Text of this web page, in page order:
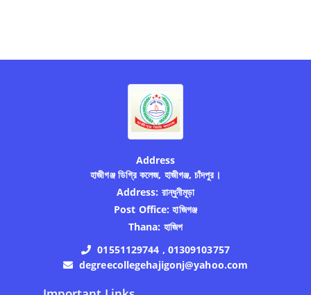
Address
হাজীগঞ্জ ডিগ্রি কলেজ, হাজীগঞ্জ, চাঁদপুর।
Address: রান্ধুনীমূড়া
Post Office: হাজিগঞ্জ
Thana: হাজিগ
01551129744 , 01309103757
degreecollegehajigonj@yahoo.com